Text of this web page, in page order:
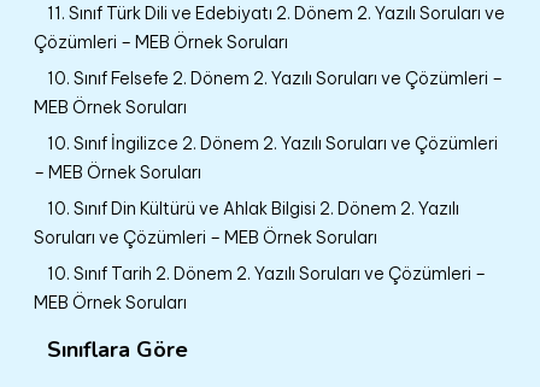
11. Sınıf Türk Dili ve Edebiyatı 2. Dönem 2. Yazılı Soruları ve
Çözümleri – MEB Örnek Soruları
10. Sınıf Felsefe 2. Dönem 2. Yazılı Soruları ve Çözümleri –
MEB Örnek Soruları
10. Sınıf İngilizce 2. Dönem 2. Yazılı Soruları ve Çözümleri
– MEB Örnek Soruları
10. Sınıf Din Kültürü ve Ahlak Bilgisi 2. Dönem 2. Yazılı
Soruları ve Çözümleri – MEB Örnek Soruları
10. Sınıf Tarih 2. Dönem 2. Yazılı Soruları ve Çözümleri –
MEB Örnek Soruları
Sınıflara Göre